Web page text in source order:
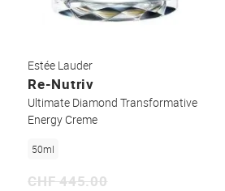
Estée Lauder
Re-Nutriv
Ultimate Diamond Transformative
Energy Creme
50ml
CHF 445.00